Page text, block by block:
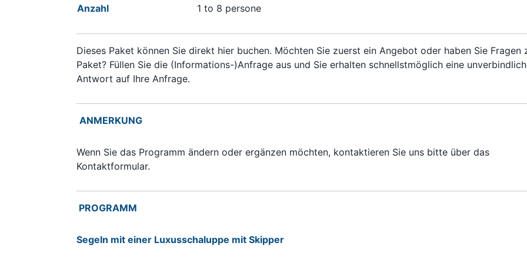
Anzahl 1 to 8 persone
Dieses Paket können Sie direkt hier buchen. Möchten Sie zuerst ein Angebot oder haben Sie Fragen
Paket? Füllen Sie die (Informations-)Anfrage aus und Sie erhalten schnellstmöglich eine
Antwort auf Ihre Anfrage.
ANMERKUNG
Wenn Sie das Programm ändern oder ergänzen möchten, kontaktieren Sie uns bitte über das
Kontaktformular.
PROGRAMM
Segeln mit einer Luxusschaluppe mit Skipper